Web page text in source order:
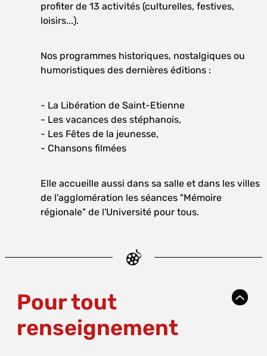
profiter de 13 activités (culturelles, festives,
loisirs...).
Nos programmes historiques, nostalgiques ou
humoristiques des dernières éditions :
- La Libération de Saint-Etienne
- Les vacances des stéphanois,
- Les Fêtes de la jeunesse,
- Chansons filmées
Elle accueille aussi dans sa salle et dans les villes
de l'agglomération les séances "Mémoire
régionale" de l'Université pour tous.
Pour tout
renseignement